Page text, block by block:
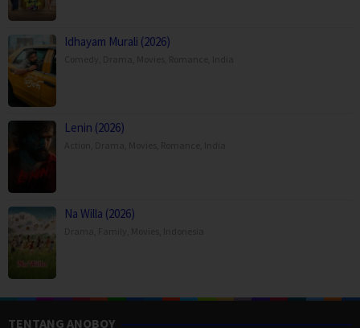
Idhayam Murali (2026)
Lenin (2026)
Na Willa (2026)
TENTANG ANOBOY